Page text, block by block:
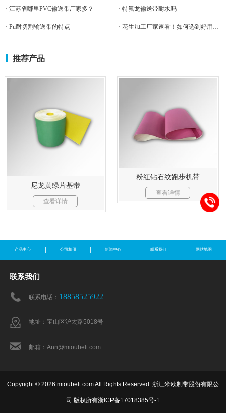
· 江苏省哪里PVC输送带厂家多？ · 特氟龙输送带耐水吗
· Pu耐切割输送带的特点 · 花生加工厂家速看！如何选到好用的花生脱壳机皮带
推荐产品
尼龙黄绿片基带
查看详情
粉红钻石纹跑步机带
查看详情
产品中心 公司相册 新闻中心 联系我们 网站地图
联系我们
联系电话： 18858525922
地址：宝山区沪太路5018号
邮箱：Ann@mioubelt.com
Copyright © 2026 mioubelt.com All Rights Reserved. 浙江米欧制带股份有限公
司 版权所有浙ICP备17018385号-1